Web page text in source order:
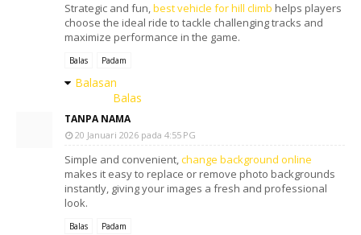
Strategic and fun,best vehicle for hill climb helps players
choose the ideal ride to tackle challenging tracks and
maximize performance in the game.
Balas Padam
Balasan
Balas
TANPA NAMA
20 Januari 2026 pada 4:55 PG
Simple and convenient,change background online
makes it easy to replace or remove photo backgrounds
instantly, giving your images a fresh and professional
look.
Balas Padam